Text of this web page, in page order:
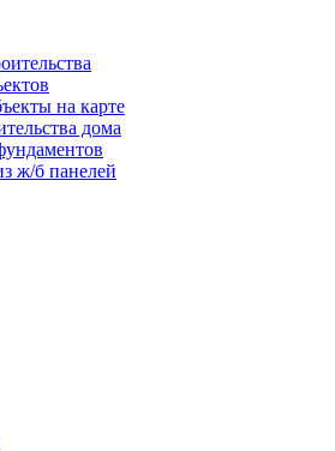
на карте
дома
ж/б панелей